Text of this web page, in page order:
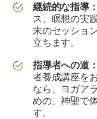
継続的な指導：
ス、瞑想の実
末のセッショ
立ちます。
指導者への道：
者養成講座を
なら、ヨガア
めの、神聖で
す。